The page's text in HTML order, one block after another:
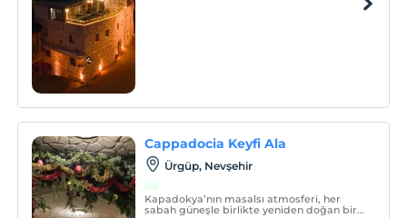
Cappadocia Keyfi Ala
Ürgüp, Nevşehir
Kapadokya’nın masalsı atmosferi, her
sabah güneşle birlikte yeniden doğan bir